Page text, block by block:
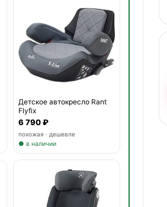
Детское автокресло Rant
Flyfix
6 790 ₽
похожая · дешевле
● в наличии